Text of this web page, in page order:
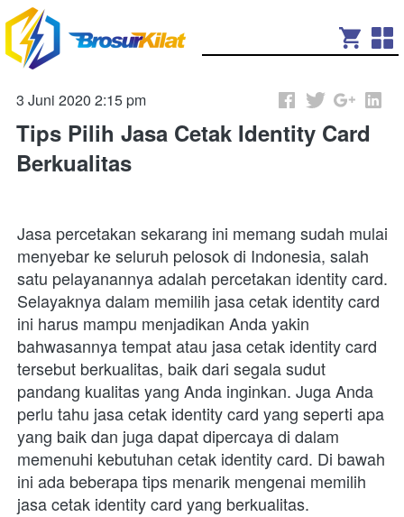
3 Juni 2020 2:15 pm
Tips Pilih Jasa Cetak Identity Card
Berkualitas
Jasa percetakan sekarang ini memang sudah mulai
menyebar ke seluruh pelosok di Indonesia, salah
satu pelayanannya adalah percetakan identity card.
Selayaknya dalam memilih jasa cetak identity card
ini harus mampu menjadikan Anda yakin
bahwasannya tempat atau jasa cetak identity card
tersebut berkualitas, baik dari segala sudut
pandang kualitas yang Anda inginkan. Juga Anda
perlu tahu jasa cetak identity card yang seperti apa
yang baik dan juga dapat dipercaya di dalam
memenuhi kebutuhan cetak identity card. Di bawah
ini ada beberapa tips menarik mengenai memilih
jasa cetak identity card yang berkualitas.